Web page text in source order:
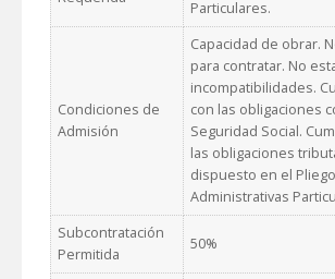
Particulares.
Condiciones de
Admisión
Capacidad de obrar.
para contratar. No
incompatibilidades.
con las obligaciones
Seguridad Social.
las obligaciones
dispuesto en el
Administrativas
Subcontratación
Permitida
50%